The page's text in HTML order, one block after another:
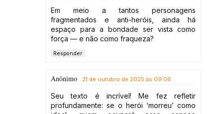
Em meio a tantos personagens
fragmentados e anti-heróis, ainda há
espaço para a bondade ser vista como
força — e não como fraqueza?
Responder
Anônimo 21 de outubro de 2025 às 09:06
Seu texto é incrível! Me fez refletir
profundamente: se o herói ‘morreu’ como